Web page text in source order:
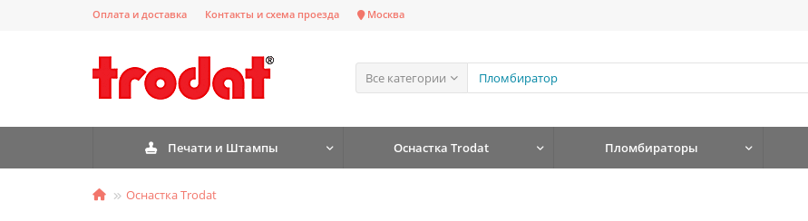
Оплата и доставка Контакты и схема проезда Москва
Все категории
Печати и Штампы Оснастка Trodat Пломбираторы
Оснастка Trodat